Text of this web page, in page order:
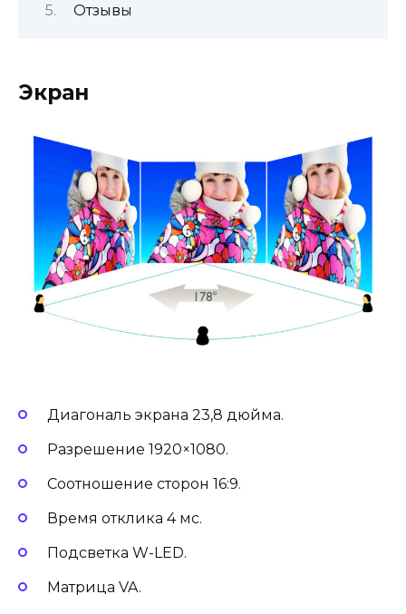
Отзывы
Экран
Диагональ экрана 23,8 дюйма.
Разрешение 1920×1080.
Соотношение сторон 16:9.
Время отклика 4 мс.
Подсветка W-LED.
Матрица VA.